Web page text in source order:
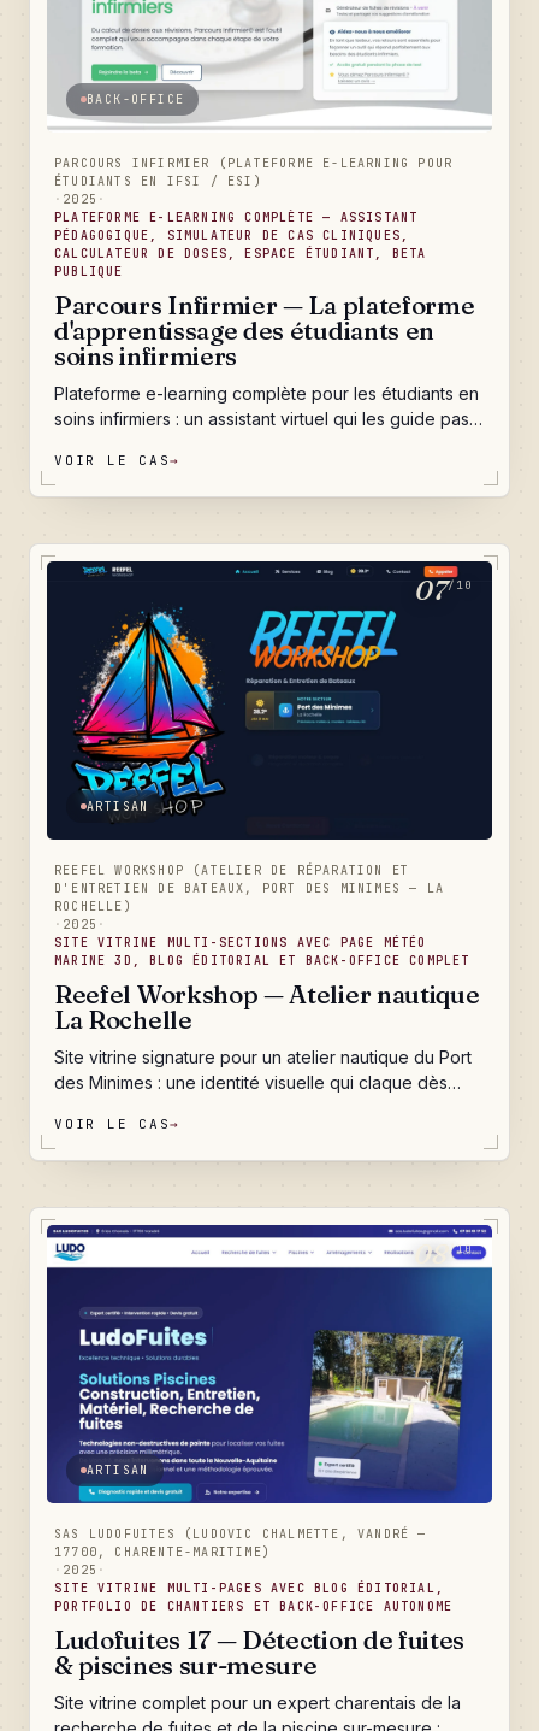
BACK-OFFICE
PARCOURS INFIRMIER (PLATEFORME E-LEARNING POUR
ÉTUDIANTS EN IFSI / ESI)
· 2025 ·
PLATEFORME E-LEARNING COMPLÈTE — ASSISTANT
PÉDAGOGIQUE, SIMULATEUR DE CAS CLINIQUES,
CALCULATEUR DE DOSES, ESPACE ÉTUDIANT, BETA
PUBLIQUE
Parcours Infirmier — La plateforme
d'apprentissage des étudiants en
soins infirmiers
Plateforme e-learning complète pour les étudiants en
soins infirmiers : un assistant virtuel qui les guide pas à
cliniques pour s'entraîner sans risque, des fiches de
révision personnalisées, un espace étudiant sécurisé
l'équipe pédagogique d'enrichir le contenu en toute
autonomie — sans jamais nous rappeler.
VOIR LE CAS→
07/10
ARTISAN
REEFEL WORKSHOP (ATELIER DE RÉPARATION ET
D'ENTRETIEN DE BATEAUX, PORT DES MINIMES — LA
ROCHELLE)
· 2025 ·
SITE VITRINE MULTI-SECTIONS AVEC PAGE MÉTÉO
MARINE 3D, BLOG ÉDITORIAL ET BACK-OFFICE COMPLET
Reefel Workshop — Atelier nautique
La Rochelle
Site vitrine signature pour un atelier nautique du Port
des Minimes : une identité visuelle qui claque dès
services détaillés pour exister sur Google, une page
météo marine et marées 3D unique en son genre, un
Rochelle et un back-office qui rend l'atelier
totalement autonome au quotidien.
VOIR LE CAS→
08 /10
ARTISAN
SAS LUDOFUITES (LUDOVIC CHALMETTE, VANDRÉ —
17700, CHARENTE-MARITIME)
· 2025 ·
SITE VITRINE MULTI-PAGES AVEC BLOG ÉDITORIAL,
PORTFOLIO DE CHANTIERS ET BACK-OFFICE AUTONOME
Ludofuites 17 — Détection de fuites
& piscines sur-mesure
Site vitrine complet pour un expert charentais de la